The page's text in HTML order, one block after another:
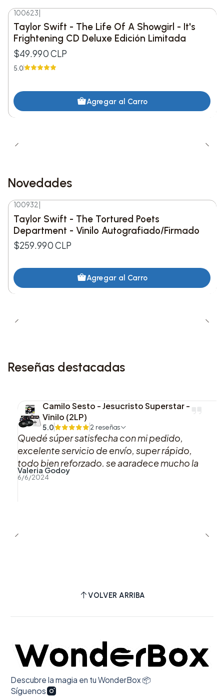
dentro del colgante .
• Música: Incluye las 12 pistas oficiales del álbum,
sin temas adicionales .
refinado y una experiencia física inmersiva, ideal
para coleccionistas y seguidores de Taylor Swift
que aprecian piezas únicas y con identidad.
100623
Taylor Swift - The Life Of A Showgirl - It's
Frightening CD Deluxe Edición Limitada
$49.990 CLP
5.0
Agregar al Carro
Novedades
Nuevo
100932
Taylor Swift - The Tortured Poets
Department - Vinilo Autografiado/Firmado
$259.990 CLP
Agregar al Carro
Reseñas destacadas
Camilo Sesto - Jesucristo Superstar -
Vinilo (2LP)
5.0 2 reseñas
Quedé súper satisfecha con mi pedido,
excelente servicio de envío, super rápido,
todo bien reforzado, se agradece mucho la
buena atención y preocupación hacia los
Valeria Godoy
6/6/2024
VOLVER ARRIBA
Descubre la magia en tu WonderBox 📦
Síguenos